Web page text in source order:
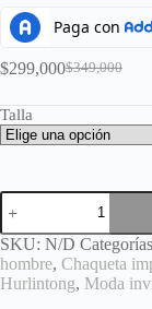
$349,000
El
era:
$299,000El
es:
Talla
Chaqueta
termica
hombre
azul
cantidad
SKU: N/D
hombre, Chaqueta
Hurlintong, Moda